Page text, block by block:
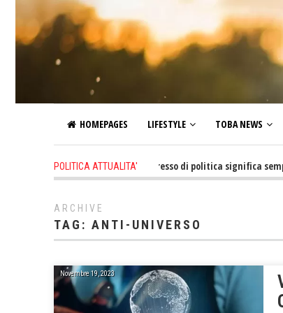
HOMEPAGES LIFESTYLE TOBA NEWS
POLITICA ATTUALITA'
1 day ago - Non mi interesso di politica significa
ARCHIVE
TAG: ANTI-UNIVERSO
Novembre 19, 2023